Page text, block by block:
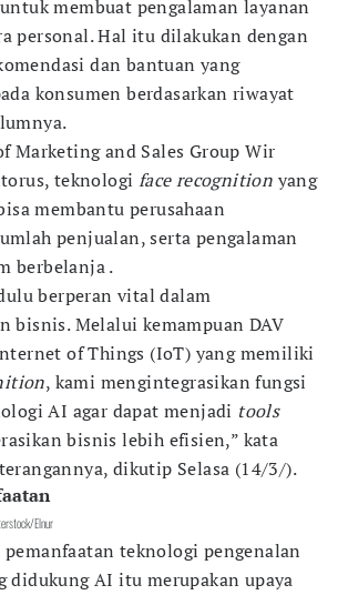
membuat pengalaman layanan
personal. Hal itu dilakukan dengan
dan bantuan yang
konsumen berdasarkan riwayat
Marketing and Sales Group Wir
teknologi face recognition yang
membantu perusahaan
penjualan, serta pengalaman
berbelanja .
berperan vital dalam
bisnis. Melalui kemampuan DAV
of Things (IoT) yang memiliki
, kami mengintegrasikan fungsi
AI agar dapat menjadi tools
bisnis lebih efisien,” kata
dikutip Selasa (14/3/).
Elnur
teknologi pengenalan
didukung AI itu merupakan upaya